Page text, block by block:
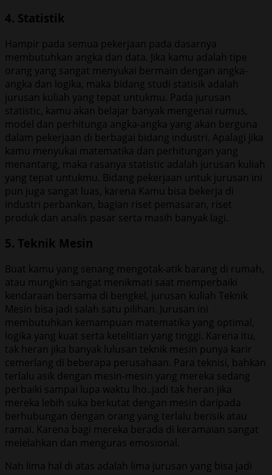
4. Statistik
Hampir pada semua pekerjaan pada dasarnya
membutuhkan angka dan data. Jika kamu adalah tipe
orang yang sangat menyukai bermain dengan angka-
angka dan logika, maka bidang studi statisik adalah
jurusan kuliah yang tepat untukmu. Pada jurusan
statistic, kamu akan belajar banyak mengenai rumus,
model dan perhitunga angka-angka yang akan berguna
dalam pekerjaan di berbagai bidang industri. Apalagi jika
kamu menyukai matematika dan perhitungan yang
menantang, maka rasanya statistic adalah jurusan kuliah
yang tepat untukmu. Bidang pekerjaan untuk jurusan ini
pun juga sangat luas, karena Kamu bisa bekerja di
industri perbankan, bagian riset pemasaran, riset
produk dan analis pasar serta masih banyak lagi.
5. Teknik Mesin
Buat kamu yang senang mengotak-atik barang di rumah,
atau mungkin sangat menikmati saat memperbaiki
kendaraan bersama di bengkel, jurusan kuliah Teknik
Mesin bisa jadi salah satu pilihan. Jurusan ini
membutuhkan kemampuan matematika yang optimal,
logika yang kuat serta ketelitian yang tinggi. Karena itu,
tak heran jika banyak lulusan teknik mesin punya karir
cemerlang di beberapa perusahaan. Para teknisi, bahkan
terlalu asik dengan mesin-mesin yang mereka sedang
perbaiki sampai lupa waktu lho..jadi tak heran jika
mereka lebih suka berkutat dengan mesin daripada
berhubungan dengan orang yang terlalu berisik atau
ramai. Karena bagi mereka berada di keramaian sangat
melelahkan dan menguras emosional.
Nah lima hal di atas adalah lima jurusan yang bisa jadi